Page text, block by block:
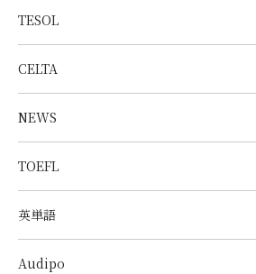
TESOL
CELTA
NEWS
TOEFL
英単語
Audipo